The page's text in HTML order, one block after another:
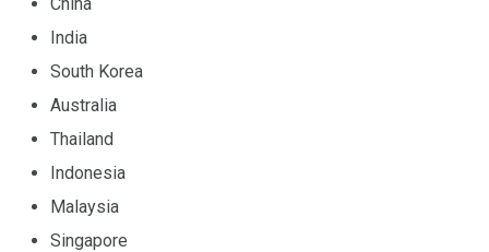
India
South Korea
Australia
Thailand
Indonesia
Malaysia
Singapore